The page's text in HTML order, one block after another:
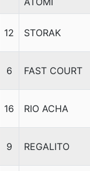
12 STORAK
6 FAST COURT
16 RIO ACHA
9 REGALITO